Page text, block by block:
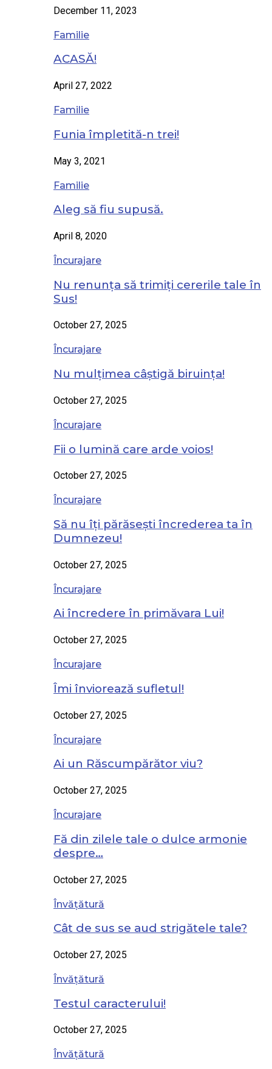
December 11, 2023
Familie
ACASĂ!
April 27, 2022
Familie
Funia împletită-n trei!
May 3, 2021
Familie
Aleg să fiu supusă.
April 8, 2020
Încurajare
Nu renunța să trimiți cererile tale în
Sus!
October 27, 2025
Încurajare
Nu mulțimea câștigă biruința!
October 27, 2025
Încurajare
Fii o lumină care arde voios!
October 27, 2025
Încurajare
Să nu îți părăsești încrederea ta în
Dumnezeu!
October 27, 2025
Încurajare
Ai încredere în primăvara Lui!
October 27, 2025
Încurajare
Îmi înviorează sufletul!
October 27, 2025
Încurajare
Ai un Răscumpărător viu?
October 27, 2025
Încurajare
Fă din zilele tale o dulce armonie
despre…
October 27, 2025
Învățătură
Cât de sus se aud strigătele tale?
October 27, 2025
Învățătură
Testul caracterului!
October 27, 2025
Învățătură